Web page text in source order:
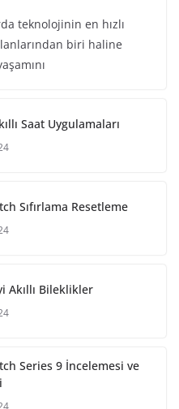
teknolojinin en hızlı
biri haline
Saat Uygulamaları
Sıfırlama Resetleme
Akıllı Bileklikler
Series 9 İncelemesi ve